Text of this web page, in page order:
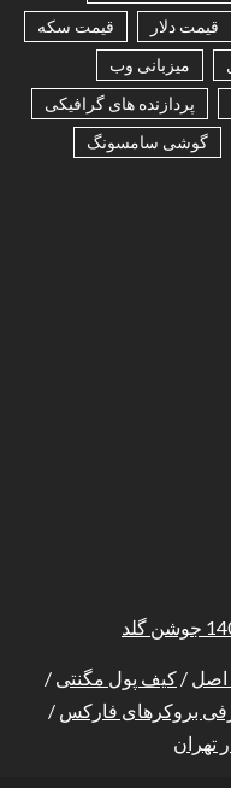
قیمت دلار
قیمت سکه
میزبانی وب
پردازنده های گرافیکی
گوشی سامسونگ
اصل / کیف پول مگنتی /
بروکرهای فارکس /
تهران